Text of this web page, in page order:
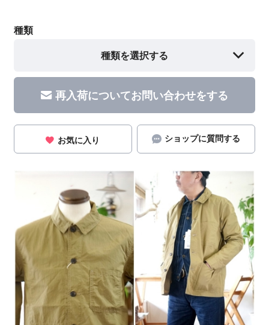
種類
種類を選択する
再入荷についてお問い合わせをする
お気に入り ショップに質問する